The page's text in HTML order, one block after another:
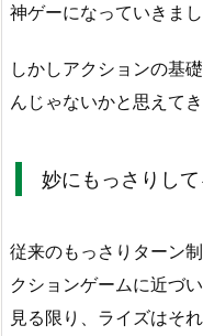
神ゲーになっていきまし
しかしアクションの基
んじゃないかと思えてき
妙にもっさりして
従来のもっさりターン
クションゲームに近づ
見る限り、ライズはそ